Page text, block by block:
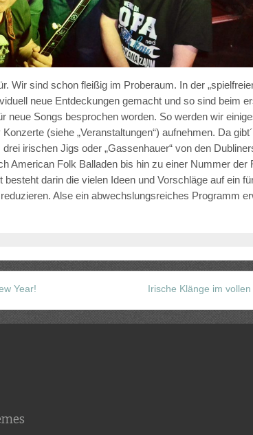
Wir sind schon fleißig im Proberaum. In der
neue Entdeckungen gemacht und so sind beim
neue Songs besprochen worden. So werden wir
(siehe „Veranstaltungen“) aufnehmen. Da
irischen Jigs oder „Gassenhauer“ von den
American Folk Balladen bis hin zu einer Nummer der
darin die vielen Ideen und Vorschläge auf ein
Alse ein abwechslungsreiches Programm
Year! Irische Klänge im